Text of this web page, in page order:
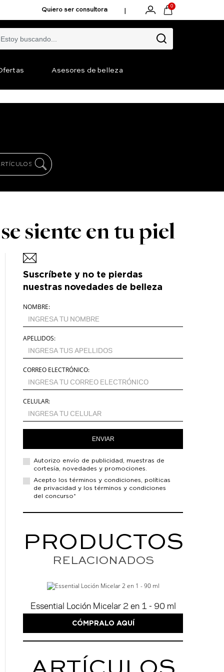
Quiero ser consultora | 0
Asesores de belleza
siente en tu piel
LIMPIA
Essentiales la línea de cuidado básico que
, o usar uncuidado especializado para tu
Suscríbete y no te pierdas
nuestras novedades de belleza
NOMBRE:
APELLIDOS:
CORREO ELECTRÓNICO:
CELULAR:
ENVIAR
Autorizo envío de publicidad, muestras de
cortesía, novedades y promociones.
Acepto los términos y condiciones, políticas
de privacidad y los términos y condiciones
del concurso*
PRODUCTOS
RELACIONADOS
Essential Loción Micelar 2 en 1 - 90 ml
CÓMPRALO AQUÍ